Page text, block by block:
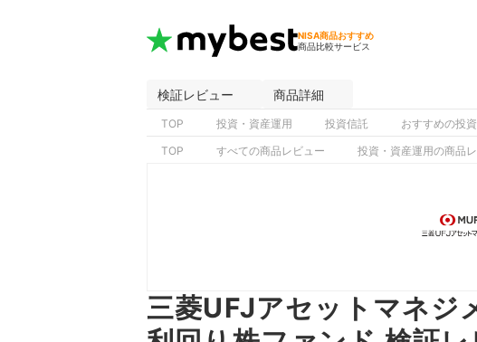
NISA商品おすすめ
商品比較サービス
検証レビュー 商品詳細
TOP 投資・資産運用 投資信託 おすすめの投
TOP すべての商品レビュー 投資・資産運用の商品
三菱UFJアセットマネジ